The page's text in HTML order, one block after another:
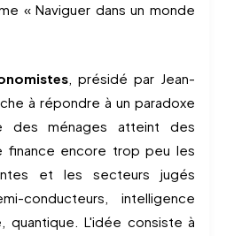
« Naviguer dans un monde
, présidé par Jean-
à répondre à un paradoxe
des ménages atteint des
finance encore trop peu les
et les secteurs jugés
conducteurs, intelligence
quantique. L'idée consiste à